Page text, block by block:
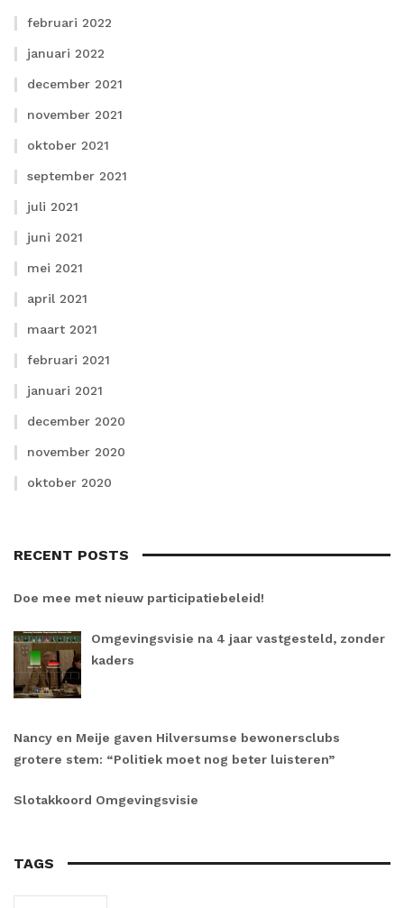
februari 2022
januari 2022
december 2021
november 2021
oktober 2021
september 2021
juli 2021
juni 2021
mei 2021
april 2021
maart 2021
februari 2021
januari 2021
december 2020
november 2020
oktober 2020
RECENT POSTS
Doe mee met nieuw participatiebeleid!
Omgevingsvisie na 4 jaar vastgesteld, zonder
kaders
Nancy en Meije gaven Hilversumse bewonersclubs
grotere stem: “Politiek moet nog beter luisteren”
Slotakkoord Omgevingsvisie
TAGS